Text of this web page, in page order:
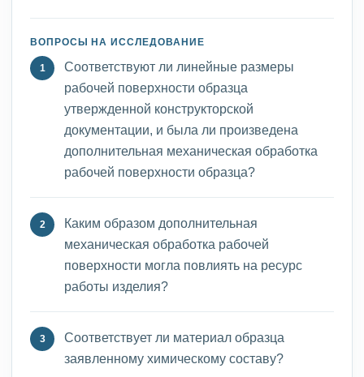
ВОПРОСЫ НА ИССЛЕДОВАНИЕ
Соответствуют ли линейные размеры
рабочей поверхности образца
утвержденной конструкторской
документации, и была ли произведена
дополнительная механическая обработка
рабочей поверхности образца?
Каким образом дополнительная
механическая обработка рабочей
поверхности могла повлиять на ресурс
работы изделия?
Соответствует ли материал образца
заявленному химическому составу?